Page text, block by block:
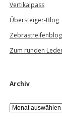
Vertikalpass
Übersteiger-Blog
Zebrastreifenblog
Zum runden
Archiv
A
r